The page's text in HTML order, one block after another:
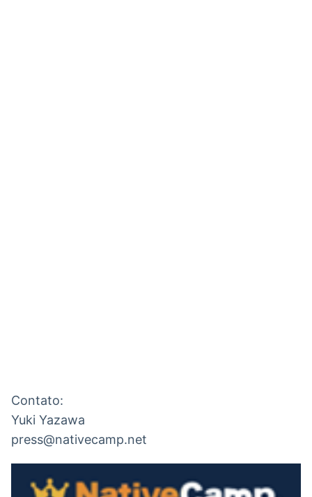
Contato:
Yuki Yazawa
press@nativecamp.net